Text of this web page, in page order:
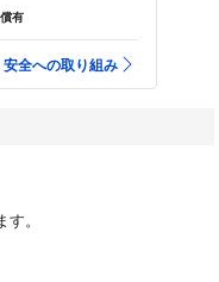
有
全への取り組み
。